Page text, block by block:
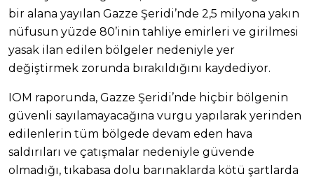
bir alana yayılan Gazze Şeridi’nde 2,5 milyona yakın
nüfusun yüzde 80’inin tahliye emirleri ve girilmesi
yasak ilan edilen bölgeler nedeniyle yer
değiştirmek zorunda bırakıldığını kaydediyor.
IOM raporunda, Gazze Şeridi’nde hiçbir bölgenin
güvenli sayılamayacağına vurgu yapılarak yerinden
edilenlerin tüm bölgede devam eden hava
saldırıları ve çatışmalar nedeniyle güvende
olmadığı, tıkabasa dolu barınaklarda kötü şartlarda